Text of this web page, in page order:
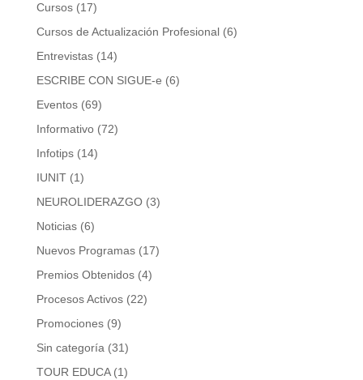
Cursos(17)
Cursos de Actualización Profesional(6)
Entrevistas(14)
ESCRIBE CON SIGUE-e (6)
Eventos(69)
Informativo(72)
Infotips(14)
IUNIT(1)
NEUROLIDERAZGO(3)
Noticias(6)
Nuevos Programas(17)
Premios Obtenidos(4)
Procesos Activos(22)
Promociones(9)
Sin categoría (31)
TOUR EDUCA(1)